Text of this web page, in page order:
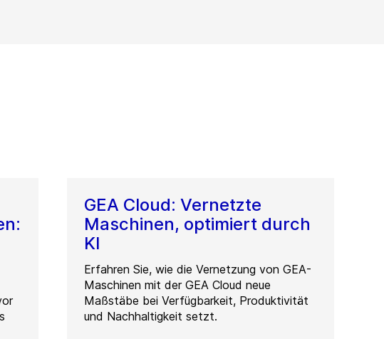
GEA Cloud: Vernetzte
Maschinen, optimiert durch
KI
Erfahren Sie, wie die Vernetzung von GEA-
Maschinen mit der GEA Cloud neue
Maßstäbe bei Verfügbarkeit, Produktivität
und Nachhaltigkeit setzt.